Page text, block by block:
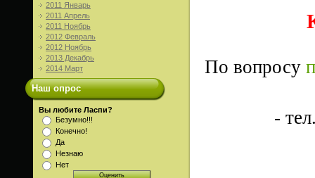
2011 Январь
2011 Апрель
2011 Ноябрь
2012 Февраль
2012 Ноябрь
2013 Декабрь
2014 Март
Наш опрос
Вы любите Ласпи?
Безумно!!!
Конечно!
Да
Незнаю
Нет
По вопросу
-